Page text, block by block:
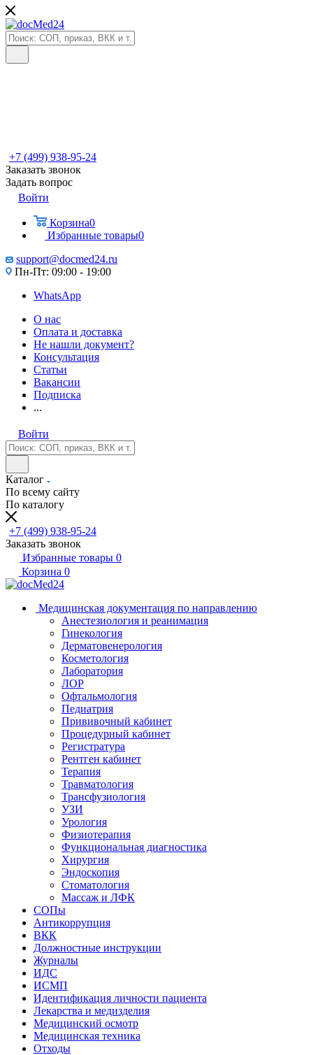
+7 (499) 938-95-24
Заказать звонок
Задать вопрос
Войти
Корзина0
Избранные товары0
support@docmed24.ru
Пн-Пт: 09:00 - 19:00
WhatsApp
О нас
Оплата и доставка
Не нашли документ?
Консультация
Статьи
Вакансии
Подписка
...
Войти
Каталог
По всему сайту
По каталогу
+7 (499) 938-95-24
Заказать звонок
Избранные товары 0
Корзина 0
Медицинская документация по направлению
Анестезиология и реанимация
Гинекология
Дерматовенерология
Косметология
Лаборатория
ЛОР
Офтальмология
Педиатрия
Прививочный кабинет
Процедурный кабинет
Регистратура
Рентген кабинет
Терапия
Травматология
Трансфузиология
УЗИ
Урология
Физиотерапия
Функциональная диагностика
Хирургия
Эндоскопия
Стоматология
Массаж и ЛФК
СОПы
Антикоррупция
ВКК
Должностные инструкции
Журналы
ИДС
ИСМП
Идентификация личности пациента
Лекарства и медизделия
Медицинский осмотр
Медицинская техника
Отходы